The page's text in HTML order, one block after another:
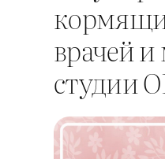
врачей и
студии